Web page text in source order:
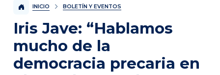
INICIO BOLETÍN Y EVENTOS
Iris Jave: “Hablamos
mucho de la
democracia precaria en